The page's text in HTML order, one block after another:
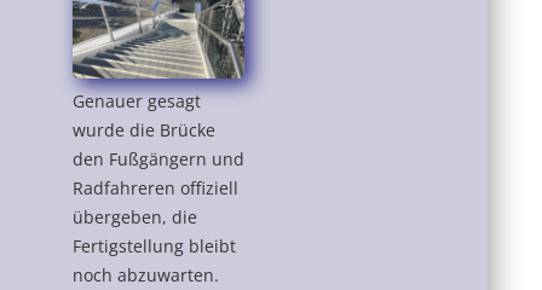
Genauer gesagt
wurde die Brücke
den Fußgängern und
Radfahreren offiziell
übergeben, die
Fertigstellung bleibt
noch abzuwarten.